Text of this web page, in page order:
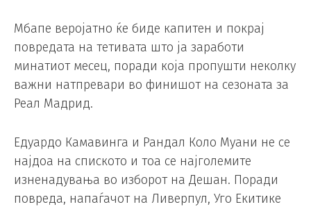
Мбапе веројатно ќе биде капитен и покрај
повредата на тетивата што ја заработи
минатиот месец, поради која пропушти неколку
важни натпревари во финишот на сезоната за
Реал Мадрид.
Едуардо Камавинга и Рандал Коло Муани не се
најдоа на спиското и тоа се најголемите
изненадувања во изборот на Дешан. Поради
повреда, напаѓачот на Ливерпул, Уго Екитике